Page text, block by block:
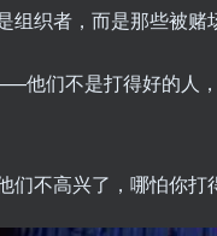
织者，而是那些被赌
他们不是打得好的人
不高兴了，哪怕你打